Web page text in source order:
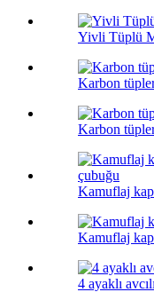
Yivli Tüplü
Karbon
Karbon
Kamuflaj
Kamuflaj
4 ayaklı